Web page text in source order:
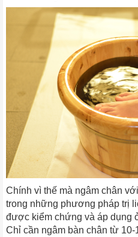
Chính vì thế mà ngâm chân
trong những phương pháp trị
được kiểm chứng và áp dụng
Chỉ cần ngâm bàn chân từ